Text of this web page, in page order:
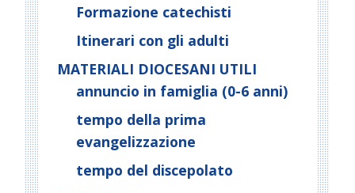
Formazione catechisti
Itinerari con gli adulti
MATERIALI DIOCESANI UTILI
annuncio in famiglia (0-6 anni)
tempo della prima
evangelizzazione
tempo del discepolato